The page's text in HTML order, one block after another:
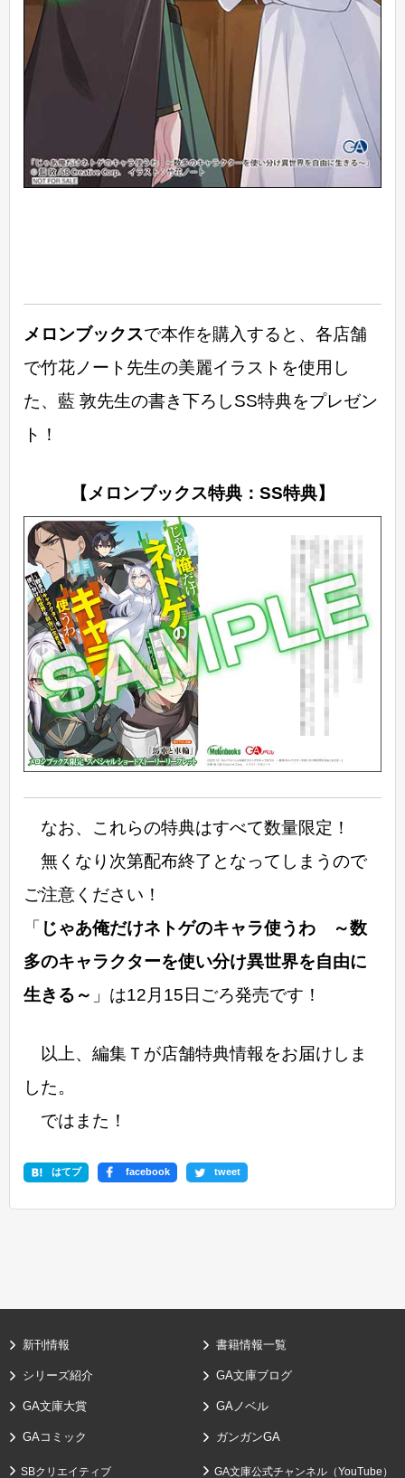
メロンブックスで本作を購入すると、各店舗
で竹花ノート先生の美麗イラストを使用し
た、藍 敦先生の書き下ろしSS特典をプレゼン
ト！
【メロンブックス特典：SS特典】
なお、これらの特典はすべて数量限定！
無くなり次第配布終了となってしまうので
ご注意ください！
「 じゃあ俺だけネトゲのキャラ使うわ ～数
多のキャラクターを使い分け異世界を自由に
生きる～ 」は12月15日ごろ発売です！
以上、編集Ｔが店舗特典情報をお届けしま
した。
ではまた！
はてブ facebook tweet
新刊情報 書籍情報一覧
シリーズ紹介 GA文庫ブログ
GA文庫大賞 GAノベル
GAコミック ガンガンGA
SBクリエイティブ GA文庫公式チャンネル（YouTube）